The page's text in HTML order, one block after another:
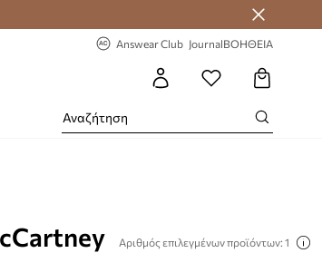
Answear Club JournalΒΟΗΘΕΙΑ
Αριθμός επιλεγμένων προϊόντων: 1